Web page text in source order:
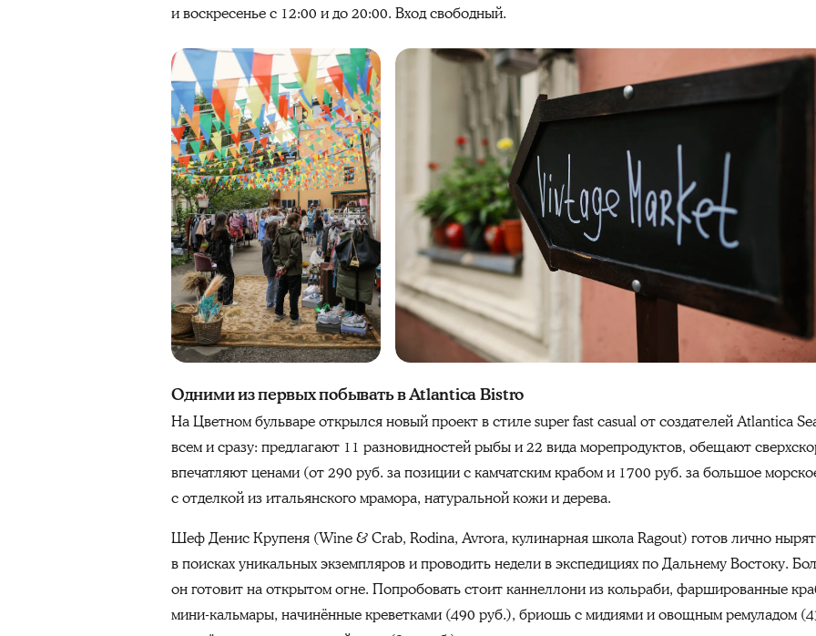
и воскресенье с 12:00 и до 20:00. Вход свободный.
Одними из первых побывать в Atlantica Bistro
На Цветном бульваре открылся новый проект в стиле super fast casual от создателей Atlantica
всем и сразу: предлагают 11 разновидностей рыбы и 22 вида морепродуктов, обещают
впечатляют ценами (от 290 руб. за позиции с камчатским крабом и 1700 руб. за большое
с отделкой из итальянского мрамора, натуральной кожи и дерева.
Шеф Денис Крупеня (Wine & Crab, Rodina, Avrora, кулинарная школа Ragout) готов лично
в поисках уникальных экземпляров и проводить недели в экспедициях по Дальнему Востоку.
он готовит на открытом огне. Попробовать стоит каннеллони из кольраби, фаршированные
мини-кальмары, начинённые креветками (490 руб.), бриошь с мидиями и овощным ремуладом